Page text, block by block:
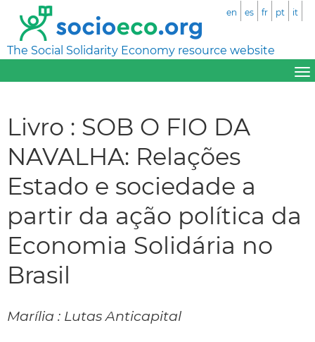
The Social Solidarity Economy resource website
en es fr pt it
Livro : SOB O FIO DA
NAVALHA: Relações
Estado e sociedade a
partir da ação política da
Economia Solidária no
Brasil
Marília : Lutas Anticapital